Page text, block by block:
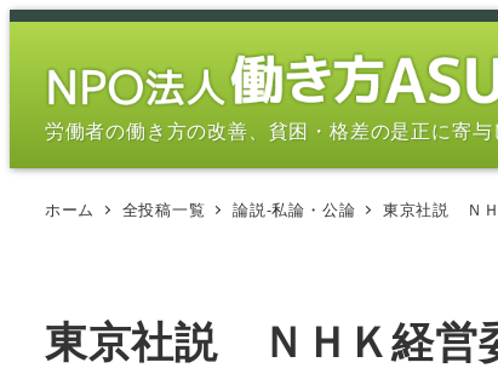
メ
労働者の働き方の改善、貧困・格差の是正に寄与
ホーム 全投稿一覧 論説-私論・公論 東京社説 Ｎ
東京社説 ＮＨＫ経営